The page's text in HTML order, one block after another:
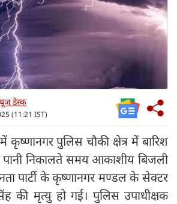
डेस्क
(11:21 IST)
कृष्णानगर पुलिस चौकी क्षेत्र में बारिश
निकालते समय आकाशीय बिजली
पार्टी के कृष्णानगर मण्डल के सेक्टर
की मृत्यु हो गई। पुलिस उपाधीक्षक